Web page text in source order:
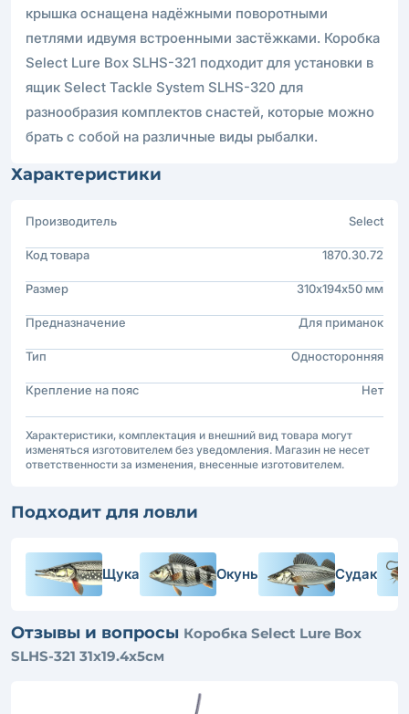
крышка оснащена надёжными поворотными
петлями идвумя встроенными застёжками. Коробка
Select Lure Box SLHS-321 подходит для установки в
ящик Select Tackle System SLHS-320 для
разнообразия комплектов снастей, которые можно
брать с собой на различные виды рыбалки.
Характеристики
Производитель Select
Код товара 1870.30.72
Размер 310х194х50 мм
Предназначение Для приманок
Тип Односторонняя
Крепление на пояс Нет
Характеристики, комплектация и внешний вид товара могут
изменяться изготовителем без уведомления. Магазин не несет
ответственности за изменения, внесенные изготовителем.
Подходит для ловли
Щука Окунь Судак
Отзывы и вопросы Коробка Select Lure Box
SLHS-321 31х19.4х5см